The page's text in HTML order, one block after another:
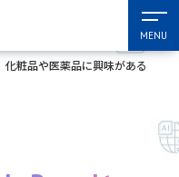
MENU
化粧品や医薬品に興味がある